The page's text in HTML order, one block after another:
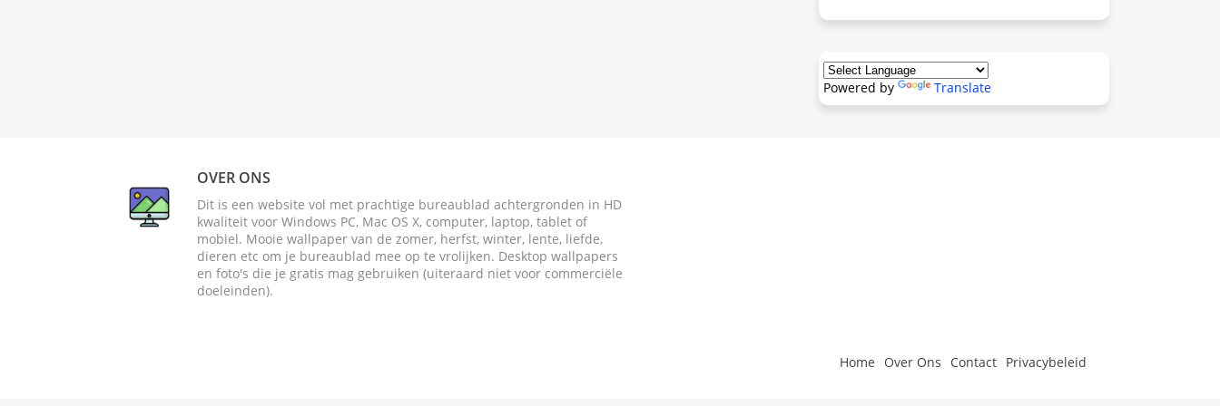
Powered by Translate
OVER ONS
Dit is een website vol met prachtige bureaublad achtergronden in HD
kwaliteit voor Windows PC, Mac OS X, computer, laptop, tablet of
mobiel. Mooie wallpaper van de zomer, herfst, winter, lente, liefde,
dieren etc om je bureaublad mee op te vrolijken. Desktop wallpapers
en foto's die je gratis mag gebruiken (uiteraard niet voor commerciële
doeleinden).
Home Over Ons Contact Privacybeleid